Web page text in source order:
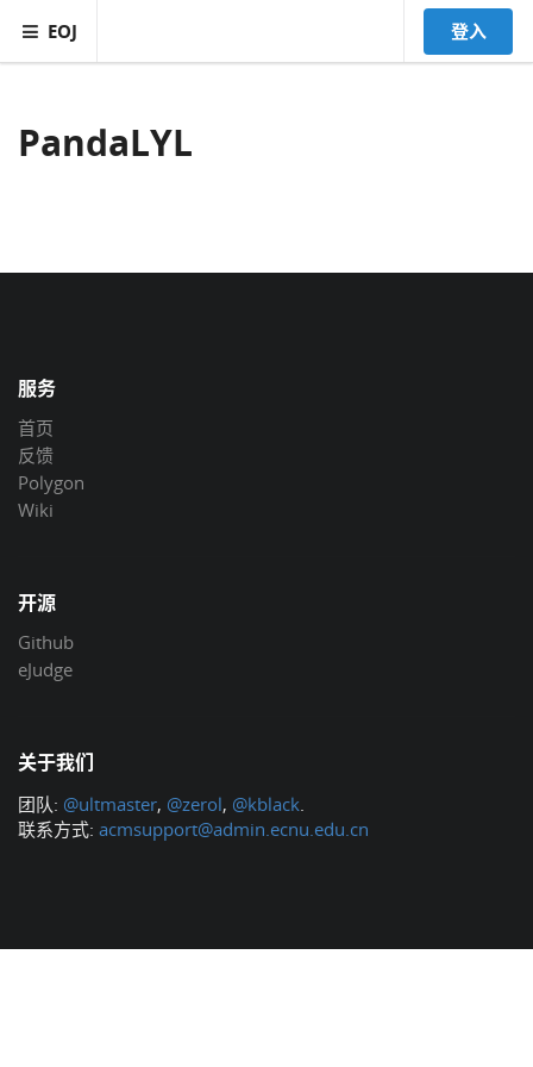
EOJ 登入
PandaLYL
服务
首页
反馈
Polygon
Wiki
开源
Github
eJudge
关于我们
团队: @ultmaster, @zerol, @kblack
联系方式: acmsupport@admin.ecnu.edu.cn